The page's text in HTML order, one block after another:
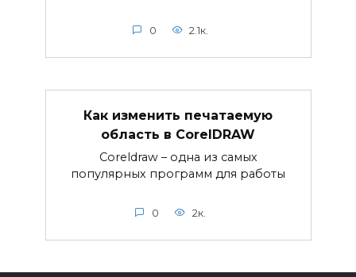
0 2.1к.
Как изменить печатаемую
область в CorelDRAW
Coreldraw – одна из самых
популярных программ для работы
0 2к.